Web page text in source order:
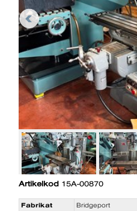
Artikelkod 15A-00870
Fabrikat Bridgeport